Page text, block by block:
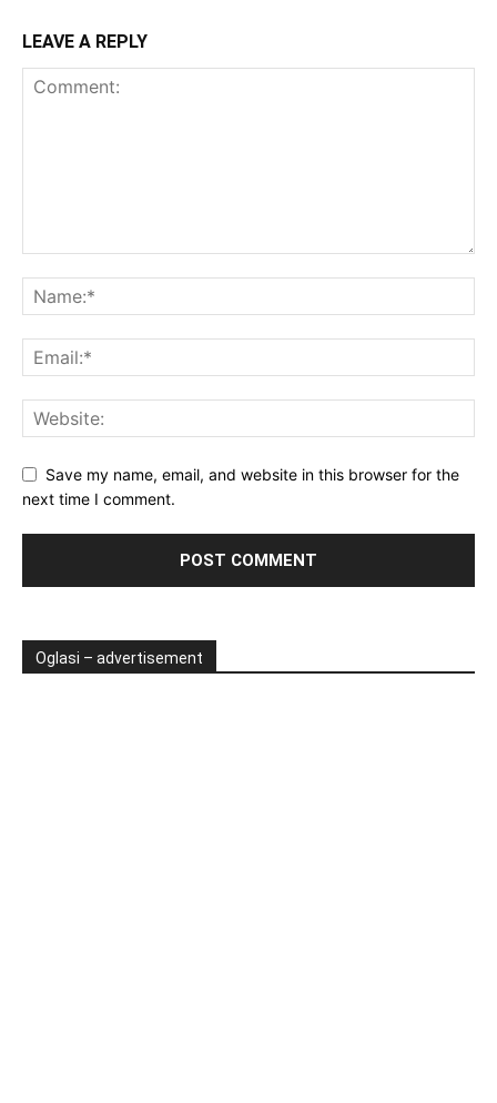
LEAVE A REPLY
Save my name, email, and website in this browser for the
next time I comment.
Oglasi – advertisement